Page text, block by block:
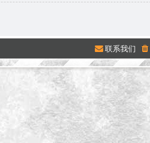
联系我们